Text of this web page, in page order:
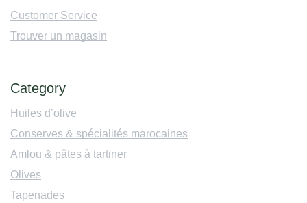
Customer Service
Trouver un magasin
Category
Huiles d’olive
Conserves & spécialités marocaines
Amlou & pâtes à tartiner
Olives
Tapenades